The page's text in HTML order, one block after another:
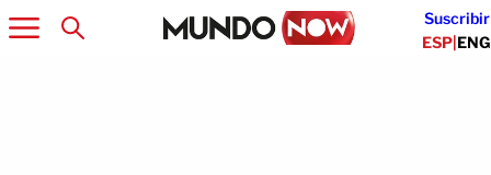
Suscribir
ESP|ENG